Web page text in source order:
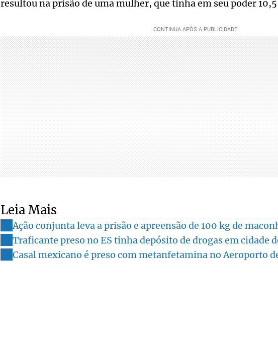
resultou na prisão de uma mulher, que tinha em seu poder
Leia Mais
Ação conjunta leva a prisão e apreensão de 100 kg de
Traficante preso no ES tinha depósito de drogas em cidade
Casal mexicano é preso com metanfetamina no Aeroporto